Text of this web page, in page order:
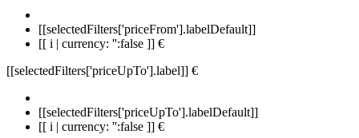
[[selectedFilters['priceFrom'].labelDefault]]
[[ i | currency: '':false ]] €
[[selectedFilters['priceUpTo'].label]] €
[[selectedFilters['priceUpTo'].labelDefault]]
[[ i | currency: '':false ]] €